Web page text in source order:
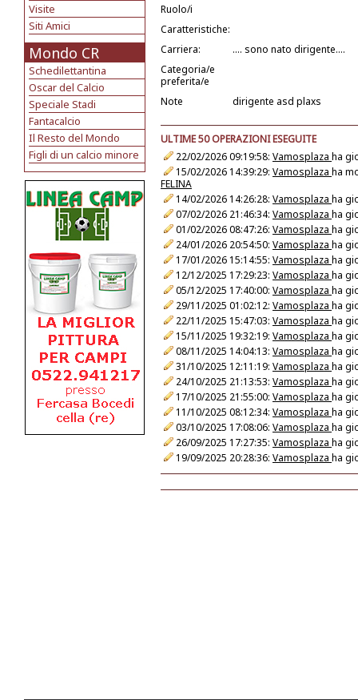
Visite
Siti Amici
Mondo CR
Schedilettantina
Oscar del Calcio
Speciale Stadi
Fantacalcio
Il Resto del Mondo
Figli di un calcio minore
Ruolo/i
Caratteristiche:
Carriera:
.... sono nato dirigente....
Categoria/e
preferita/e
Note
dirigente asd plaxs
ULTIME 50 OPERAZIONI ESEGUITE
22/02/2026 09:19:58: Vamosplaza ha
15/02/2026 14:39:29: Vamosplaza ha
FELINA
14/02/2026 14:26:28: Vamosplaza ha
07/02/2026 21:46:34: Vamosplaza ha
01/02/2026 08:47:26: Vamosplaza ha
24/01/2026 20:54:50: Vamosplaza ha
17/01/2026 15:14:55: Vamosplaza ha
12/12/2025 17:29:23: Vamosplaza ha
05/12/2025 17:40:00: Vamosplaza ha
29/11/2025 01:02:12: Vamosplaza ha
22/11/2025 15:47:03: Vamosplaza ha
15/11/2025 19:32:19: Vamosplaza ha
08/11/2025 14:04:13: Vamosplaza ha
31/10/2025 12:11:19: Vamosplaza ha
24/10/2025 21:13:53: Vamosplaza ha
17/10/2025 21:55:00: Vamosplaza ha
11/10/2025 08:12:34: Vamosplaza ha
03/10/2025 17:08:06: Vamosplaza ha
26/09/2025 17:27:35: Vamosplaza ha
19/09/2025 20:28:36: Vamosplaza ha